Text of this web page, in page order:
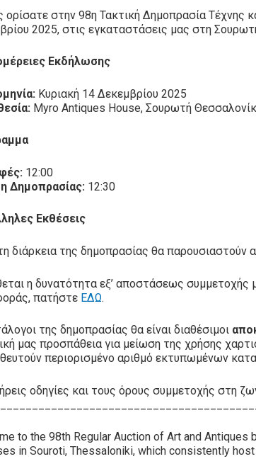
στην 98η Τακτική Δημοπρασία Τέχνης
2025, στις εγκαταστάσεις μας στη
Εκδήλωσης
Κυριακή 14 Δεκεμβρίου 2025
Myro Antiques House, Σουρωτή
12:00
Δημοπρασίας: 12:30
Εκθέσεις
διάρκεια της δημοπρασίας θα παρουσιαστούν
η δυνατότητα εξ’ αποστάσεως συμμετοχής
πατήστε ΕΔΩ.
της δημοπρασίας θα είναι διαθέσιμοι
μας προσπάθεια για μείωση της χρήσης
περιορισμένο αριθμό εκτυπωμένων
οδηγίες και τους όρους συμμετοχής στη
to the 98th Regular Auction of Art and
in Souroti, Thessaloniki, which consistently